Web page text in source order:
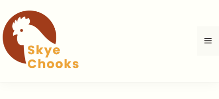
para
o
conteúdo